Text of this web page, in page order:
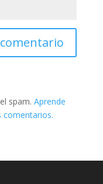
spam. Aprende
comentarios.